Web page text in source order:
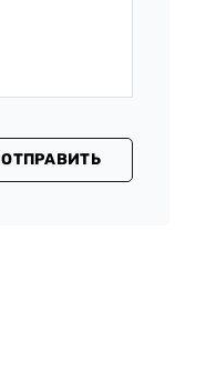
ОТПРАВИТЬ